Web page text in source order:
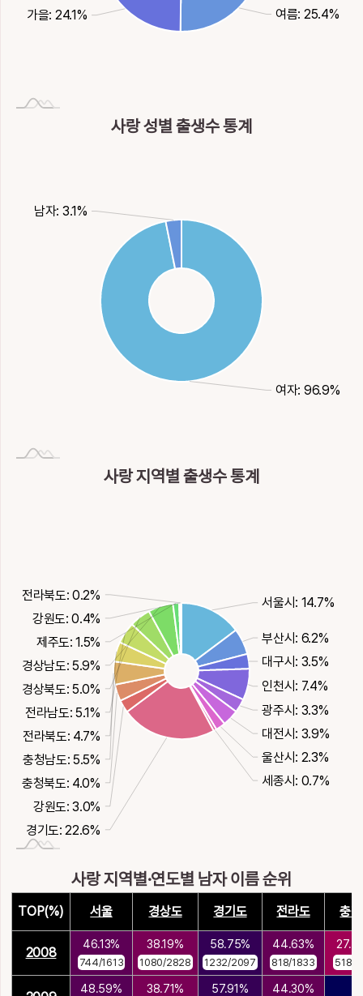
여름: 25.4%
가을: 24.1%
사랑 성별 출생수 통계
여자: 96.9%
남자: 3.1%
사랑 지역별 출생수 통계
서울시: 14.7%
부산시: 6.2%
대구시: 3.5%
인천시: 7.4%
광주시: 3.3%
대전시: 3.9%
울산시: 2.3%
세종시: 0.7%
경기도: 22.6%
강원도: 3.0%
충청북도: 4.0%
충청남도: 5.5%
전라북도: 4.7%
전라남도: 5.1%
경상북도: 5.0%
경상남도: 5.9%
제주도: 1.5%
강원도: 0.4%
전라북도: 0.2%
사랑 지역별·연도별 남자 이름 순위
TOP(%) 서울 경상도 경기도 전라도 충
2008
46.13%
744/1613
38.19%
1080/2828
58.75%
1232/2097
44.63%
818/1833 518/
48.59% 38.71% 57.91% 44.30%